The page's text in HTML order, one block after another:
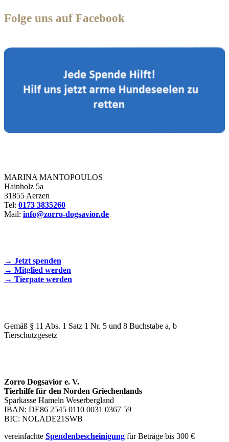
Folge uns auf Facebook
MARINA MANTOPOULOS
Hainholz 5a
31855 Aerzen
Tel: 0173 3835260
Mail: info@zorro-dogsavior.de
→ Jetzt spenden
→ Mitglied werden
→ Tierpate werden
Gemäß § 11 Abs. 1 Satz 1 Nr. 5 und 8 Buchstabe a, b
Tierschutzgesetz
Zorro Dogsavior e. V.
Tierhilfe für den Norden Griechenlands
Sparkasse Hameln Weserbergland
IBAN: DE86 2545 0110 0031 0367 59
BIC: NOLADE21SWB
vereinfachte Spendenbescheinigung für Beträge bis 300 €